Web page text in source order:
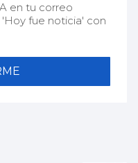
en tu correo
fue noticia' con